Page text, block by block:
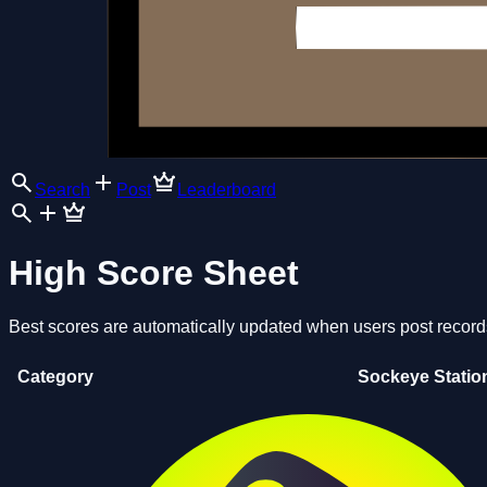
Search Post Leaderboard
High Score Sheet
Best scores are automatically updated when users post
Category Sockeye